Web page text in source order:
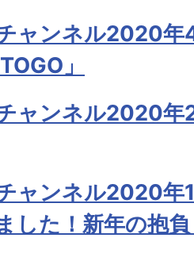
ャンネル2020年
」
ャンネル2020年
ャンネル2020年
した！新年の抱